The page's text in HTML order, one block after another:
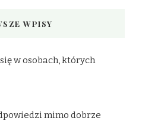
WPISY
w osobach, których
mimo dobrze